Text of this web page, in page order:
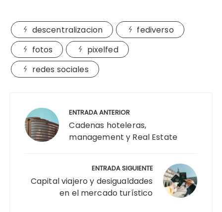
descentralizacion
fediverso
fotos
pixelfed
redes sociales
entradas
ENTRADA ANTERIOR
Cadenas hoteleras,
management y Real Estate
ENTRADA SIGUIENTE
Capital viajero y desigualdades
en el mercado turístico